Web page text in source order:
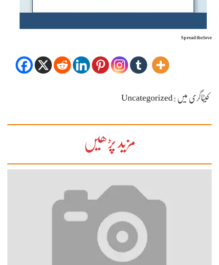
Spread the love
کیٹاگری میں : Uncategorized
مزید پڑھیں